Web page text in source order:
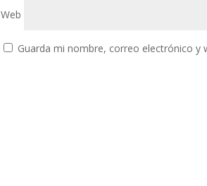
Web
Guarda mi nombre, correo electrónico y